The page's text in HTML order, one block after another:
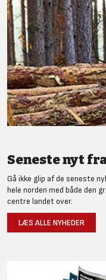
Seneste nyt
Gå ikke glip af de seneste
hele norden med både den
centre landet over.
LÆS ALLE NYHEDER